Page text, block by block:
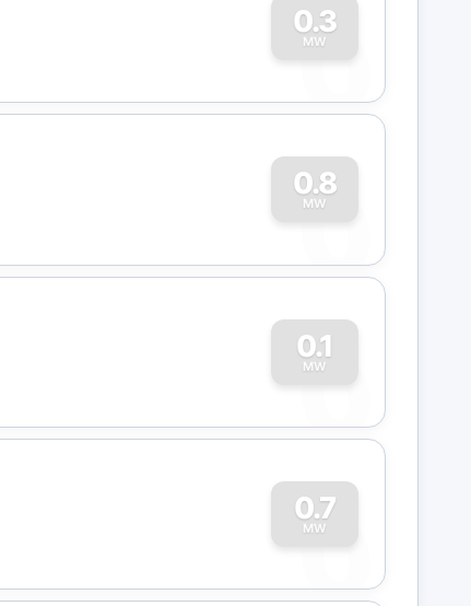
0.3
MW
0
0.8
MW
0
0.1
MW
0
0.7
MW
0